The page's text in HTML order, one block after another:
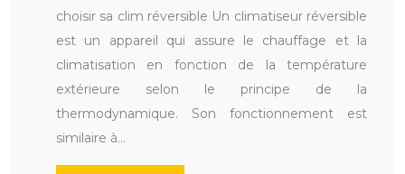
choisir sa clim réversible Un climatiseur réversible
est un appareil qui assure le chauffage et la
climatisation en fonction de la température
extérieure selon le principe de la
thermodynamique. Son fonctionnement est
similaire à…